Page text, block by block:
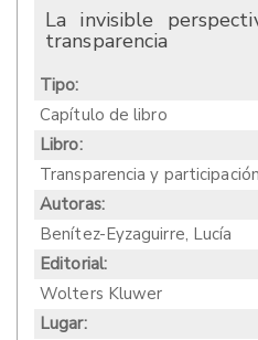
La invisible
transparencia
Tipo:
Capítulo de libro
Libro:
Transparencia y
Autoras:
Benítez-Eyzaguirre, Lucía
Editorial:
Wolters Kluwer
Lugar: